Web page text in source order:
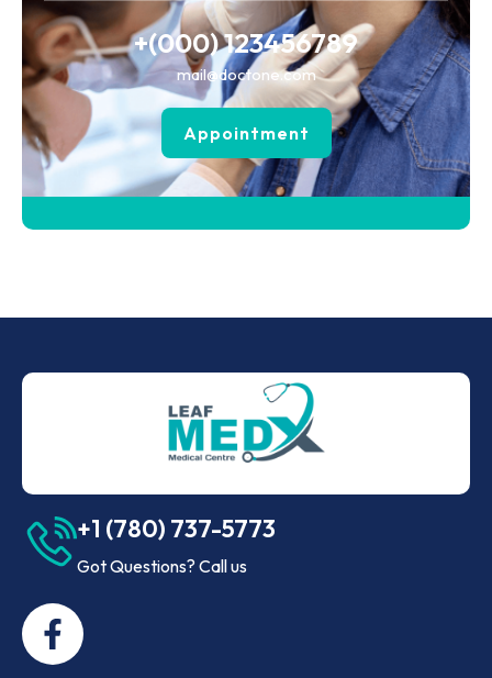
+(000) 123456789
mail@doctone.com
Appointment
+1 (780) 737-5773
Got Questions? Call us